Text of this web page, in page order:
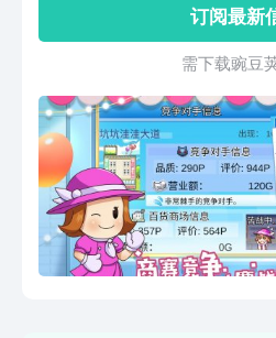
济行情，在15
至如归的五星商
订阅最新
需 下 载 豌 豆